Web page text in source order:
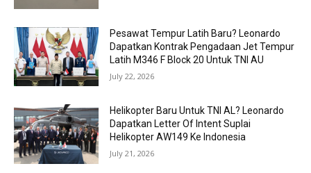
Pesawat Tempur Latih Baru? Leonardo
Dapatkan Kontrak Pengadaan Jet Tempur
Latih M346 F Block 20 Untuk TNI AU
July 22, 2026
Helikopter Baru Untuk TNI AL? Leonardo
Dapatkan Letter Of Intent Suplai
Helikopter AW149 Ke Indonesia
July 21, 2026